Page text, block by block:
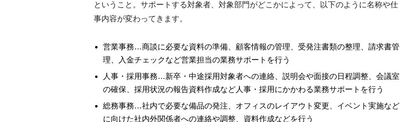
ということ。サポートする対象者、対象部門がどこかによって、以下のように名称や仕
事内容が変わってきます。
営業事務…商談に必要な資料の準備、顧客情報の管理、受発注書類の整理、請求書管
理、入金チェックなど営業担当の業務サポートを行う
人事・採用事務…新卒・中途採用対象者への連絡、説明会や面接の日程調整、会議室
の確保、採用状況の報告資料作成など人事・採用にかかわる業務サポートを行う
総務事務…社内で必要な備品の発注、オフィスのレイアウト変更、イベント実施など
に向けた社内外関係者への連絡や調整、資料作成などを行う